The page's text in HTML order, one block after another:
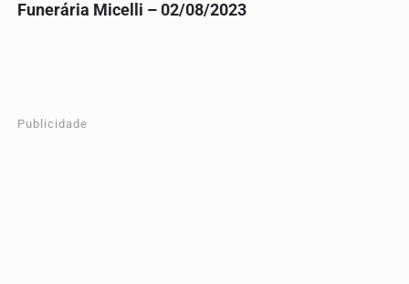
Funerária Micelli – 02/08/2023
Publicidade